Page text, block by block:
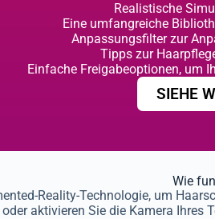
Realistische
Eine umfangreiche
Anpassungsfilter zur
Tipps zur
Einfache Freigabeoptionen, um
SIEHE
Wie
Reality-Technologie, um
aktivieren Sie die Kamera